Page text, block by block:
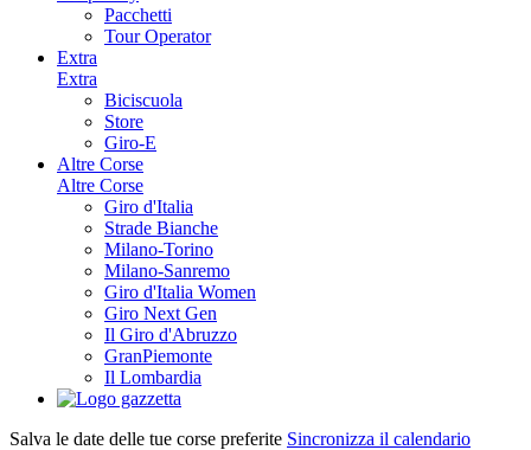
Pacchetti
Tour Operator
Extra
Extra
Biciscuola
Store
Giro-E
Altre Corse
Altre Corse
Giro d'Italia
Strade Bianche
Milano-Torino
Milano-Sanremo
Giro d'Italia Women
Giro Next Gen
Il Giro d'Abruzzo
GranPiemonte
Il Lombardia
Salva le date delle tue corse preferite Sincronizza il calendario